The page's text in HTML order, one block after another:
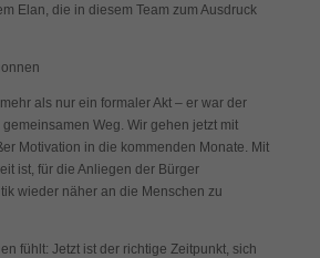
Elan, die in diesem Team zum Ausdruck
als nur ein formaler Akt – er war der
Weg. Wir gehen jetzt mit
Motivation in die kommenden Monate. Mit
ist, für die Anliegen der Bürger
wieder näher an die Menschen zu
fühlt: Jetzt ist der richtige Zeitpunkt, sich